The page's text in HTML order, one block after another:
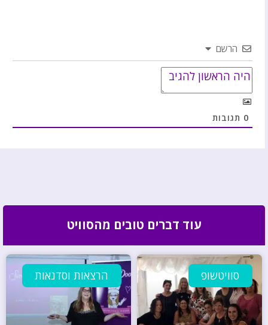
הרשם
0 תגובות
עוד דברים טובים מהסוויט
סוויטשופ הרצאות וסדנאות